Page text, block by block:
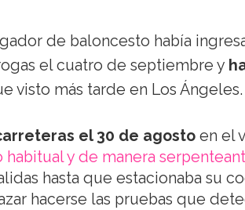
de baloncesto había
el cuatro de septiembre y
visto más tarde en Los Ángeles.
el 30 de agosto en el
y de manera
hasta que estacionaba su
hacerse las pruebas que